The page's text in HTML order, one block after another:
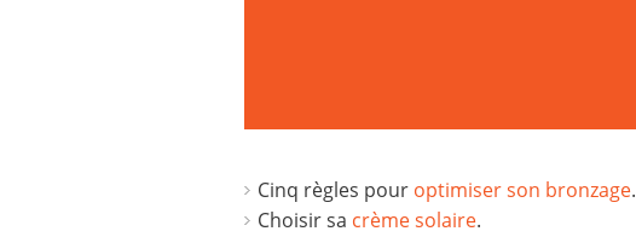
Cinq règles pour optimiser son bronzage.
Choisir sa crème solaire.